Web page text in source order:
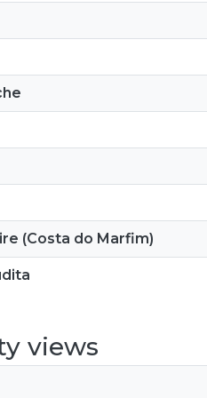
(Costa do Marfim)
views